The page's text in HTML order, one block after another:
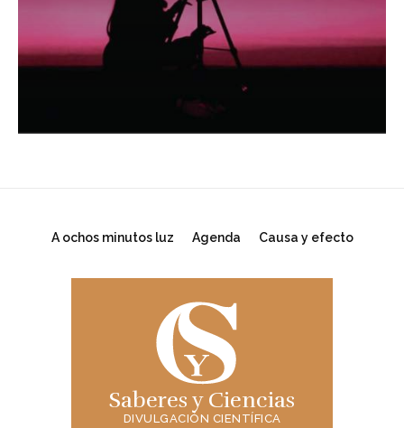
A ochos minutos luz Agenda Causa y efecto
Saberes y Ciencias
DIVULGACIÓN CIENTÍFICA